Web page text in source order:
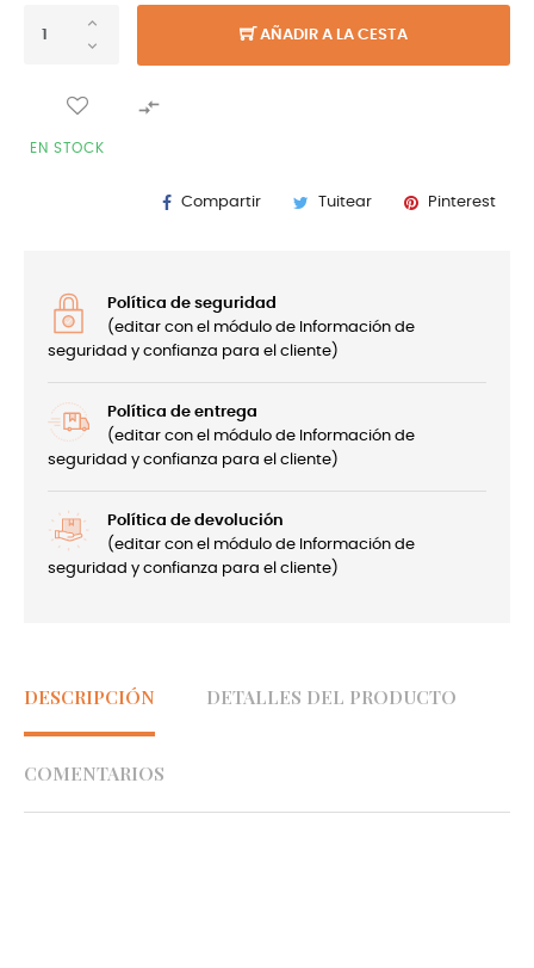
AÑADIR A LA CESTA

EN STOCK
Compartir Tuitear Pinterest
Política de seguridad
(editar con el módulo de Información de
seguridad y confianza para el cliente)
Política de entrega
(editar con el módulo de Información de
seguridad y confianza para el cliente)
Política de devolución
(editar con el módulo de Información de
seguridad y confianza para el cliente)
DESCRIPCIÓN DETALLES DEL PRODUCTO
COMENTARIOS